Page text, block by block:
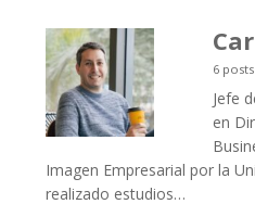
6 posts
Jefe
en
Imagen Empresarial por la
realizado estudios…